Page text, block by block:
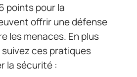
points pour la
offrir une défense
les menaces. En plus
ces pratiques
la sécurité :